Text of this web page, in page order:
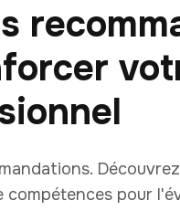
pour